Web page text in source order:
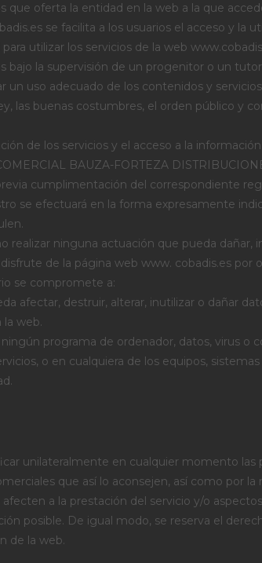
que oferta la entidad en la web a la que
se facilita a los usuarios el acceso y la
utilizar los servicios de la web
bajo la supervisión de un progenitor o un
un uso adecuado de los contenidos y
las buenas costumbres, el orden público y
de los servicios y el acceso a la
BAUZA-FORTEZA
cumplimentación del correspondiente
se efectuará en la forma expresamente
realizar ninguna actuación que pueda dañar,
de la página web www. cobadis.es
se compromete a:
afectar, destruir, alterar, inutilizar o dañar
web.
programa de ordenador, datos, virus o
o en cualquiera de los equipos,
unilateralmente en cualquier momento
que así lo aconsejen, así como por
a la prestación del servicio y/o
posible. De igual modo, se reserva el
de la web.